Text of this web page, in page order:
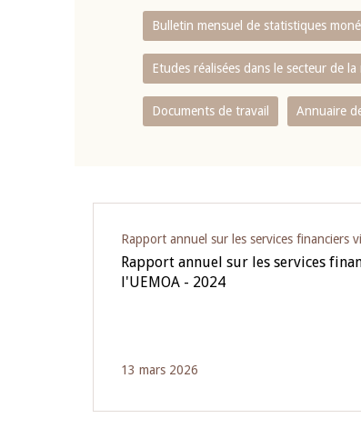
Bulletin mensuel de statistiques
Etudes réalisées dans le secteur de
Documents de travail Annuaire
Rapport annuel sur les services financiers
Rapport annuel sur les services
l'UEMOA - 2024
13 mars 2026